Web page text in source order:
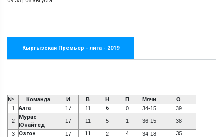
Кыргызская Премьер - лига - 2019
№ Команда И В Н П Мячи
О
1
Алга 17 11 6 0 34-15 39
2
Мурас
Юнайтед
17 11 5 1 36-15 38
3 Озгон 17 11 2 4 34-18 35